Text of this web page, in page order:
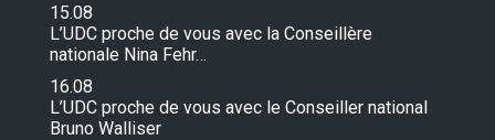
15.08
L’UDC proche de vous avec la Conseillère
nationale Nina Fehr…
16.08
L’UDC proche de vous avec le Conseiller national
Bruno Walliser